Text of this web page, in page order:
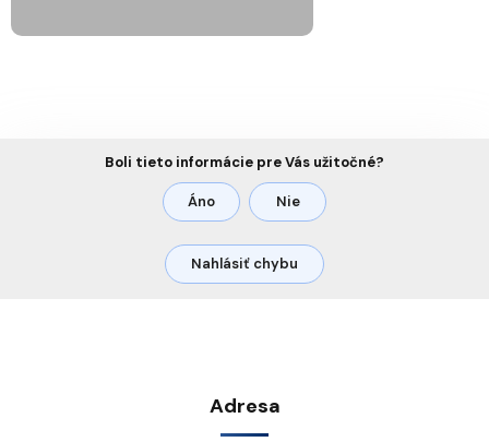
Boli tieto informácie pre Vás užitočné?
Áno Nie
Nahlásiť chybu
Adresa